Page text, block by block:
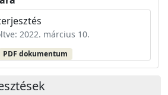
2022. március 10.
PDF dokumentum